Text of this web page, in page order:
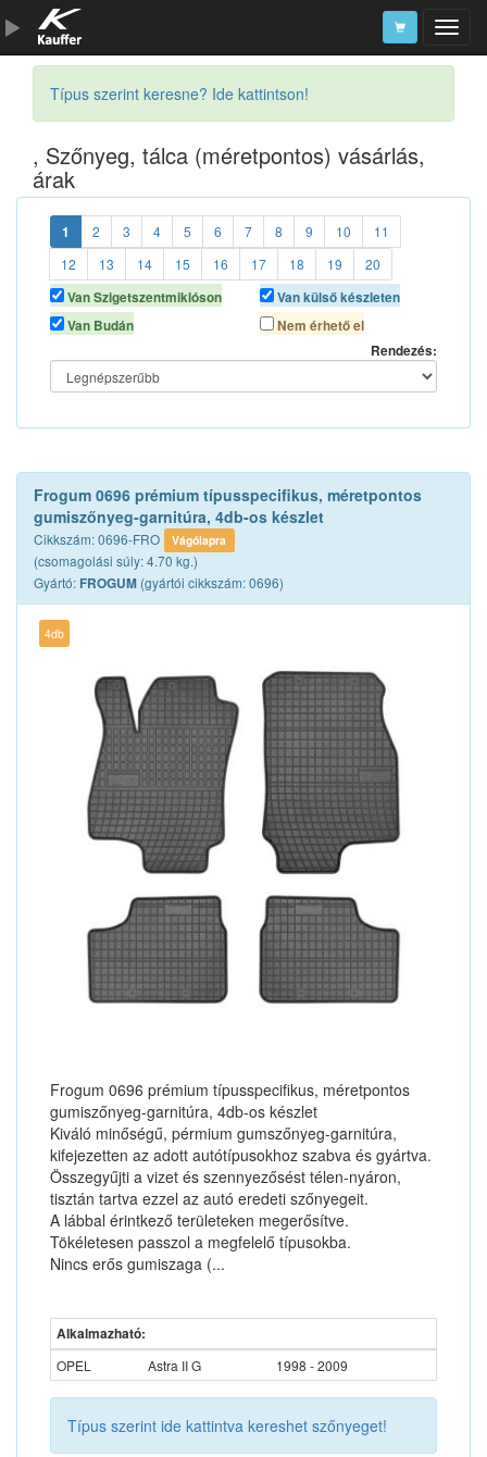
Szerszámkatalógus
Alkatrészek
Típus szerint keresne? Ide kattintson!
, Szőnyeg, tálca (méretpontos) vásárlás,
árak
1 2 3 4 5 6 7 8 9 10
11
12
13 14 15 16 17 18 19
20
Van Szigetszentmiklóson
Van Budán
Van külső készleten
Nem érhető el
Rendezés:
Frogum 0696 prémium típusspecifikus, méretpontos
gumiszőnyeg-garnitúra, 4db-os készlet
Cikkszám: 0696-FRO Vágólapra
(csomagolási súly: 4.70 kg.)
Gyártó: FROGUM (gyártói cikkszám: 0696)
4db
Frogum 0696 prémium típusspecifikus, méretpontos
gumiszőnyeg-garnitúra, 4db-os készlet
Kiváló minőségű, pérmium gumszőnyeg-garnitúra,
kifejezetten az adott autótípusokhoz szabva és gyártva.
Összegyűjti a vizet és szennyezősést télen-nyáron,
tisztán tartva ezzel az autó eredeti szőnyegeit.
A lábbal érintkező területeken megerősítve.
Tökéletesen passzol a megfelelő típusokba.
Nincs erős gumiszaga (...
Alkalmazható:
OPEL Astra II G 1998 - 2009
Típus szerint ide kattintva kereshet szőnyeget!